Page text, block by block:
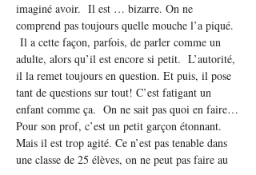
imaginé avoir.  Il est … bizarre. On ne
comprend pas toujours quelle mouche l’a piqué.
Il a cette façon, parfois, de parler comme un
adulte, alors qu’il est encore si petit.  L’autorité,
il la remet toujours en question. Et puis, il pose
tant de questions sur tout! C’est fatigant un
enfant comme ça.  On ne sait pas quoi en faire…
Pour son prof, c’est un petit garçon étonnant.
Mais il est trop agité. Ce n’est pas tenable dans
une classe de 25 élèves, on ne peut pas faire au